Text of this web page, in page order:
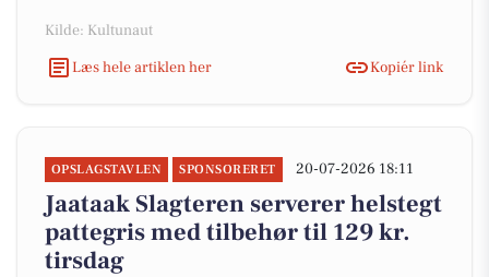
Kilde: Kultunaut
Læs hele artiklen her
Kopiér link
OPSLAGSTAVLEN SPONSORERET 20-07-2026 18:11
Jaataak Slagteren serverer helstegt
pattegris med tilbehør til 129 kr.
tirsdag